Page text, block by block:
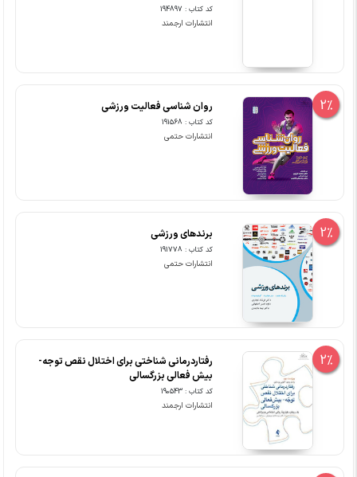
کد کتاب : 194897
انتشارات ارجمند
2% روان شناسی فعالیت ورزشی
کد کتاب : 191568
انتشارات حتمی
2% برندهای ورزشی
کد کتاب : 191778
انتشارات حتمی
2%
رفتاردرمانی شناختی برای اختلال نقص توجه-
بیش فعالی بزرگسالی
کد کتاب : 190543
انتشارات ارجمند